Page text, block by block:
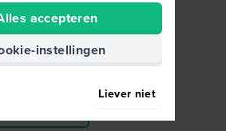
accepteren
instellingen
Liever niet